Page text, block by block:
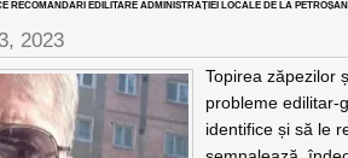
RECOMANDĂRI EDILITARE ADMINISTRAȚIEI LOCALE DE LA PETROȘANI
2023
Topirea zăpezilor
probleme edilitar-
identifice și să le